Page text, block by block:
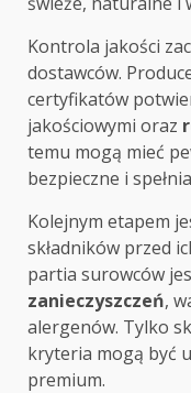
Kontrola jakości
dostawców.
certyfikatów
jakościowymi oraz
temu mogą mieć
bezpieczne i
Kolejnym etapem
składników przed
partia surowców
zanieczyszczeń,
alergenów. Tylko
kryteria mogą być
premium.